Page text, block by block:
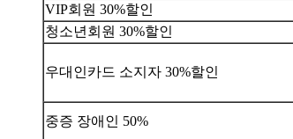
VIP회원 30%할인
청소년회원 30%할인
우대인카드 소지자 30%할인
중증 장애인 50%